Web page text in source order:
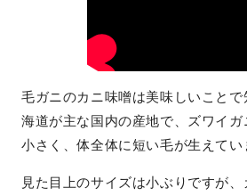
毛ガニのカニ味噌は美味しいこと
海道が主な国内の産地で、ズワイ
小さく、体全体に短い毛が生えてい
見た目上のサイズは小ぶりですが